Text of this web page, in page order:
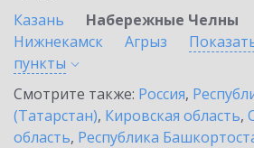
Казань
Набережные Челны
Нижнекамск
Агрыз
пункты
Смотрите также: Россия,
(Татарстан), Кировская область,
область, Республика